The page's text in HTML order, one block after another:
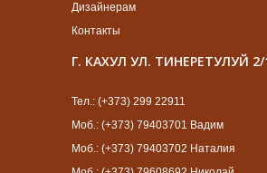
Дизайнерам
Контакты
Г. КАХУЛ УЛ. ТИНЕРЕТУЛУЙ 2/
Тел.: (+373) 299 22911
Моб.: (+373) 79403701 Вадим
Моб.: (+373) 79403702 Наталия